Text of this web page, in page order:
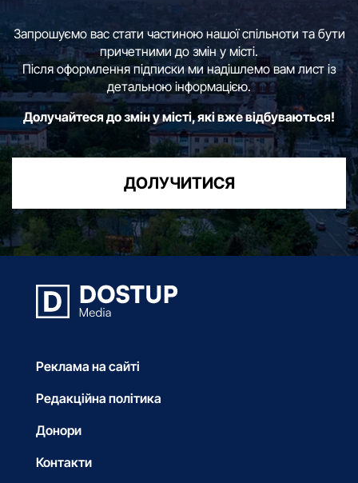
Запрошуємо вас стати частиною нашої спільноти та бути
причетними до змін у місті.
Після оформлення підписки ми надішлемо вам лист із
детальною інформацією.
Долучайтеся до змін у місті, які вже відбуваються!
ДОЛУЧИТИСЯ
Реклама на сайті
Редакційна політика
Донори
Контакти